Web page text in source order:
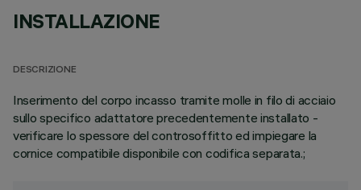
INSTALLAZIONE
DESCRIZIONE
Inserimento del corpo incasso tramite molle in filo di acciaio
sullo specifico adattatore precedentemente installato -
verificare lo spessore del controsoffitto ed impiegare la
cornice compatibile disponibile con codifica separata.;